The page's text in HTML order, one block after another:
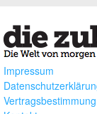
Impressum